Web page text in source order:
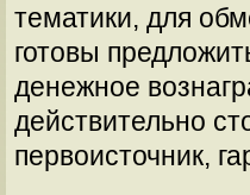
тематики, для
готовы
денежное
действительно
первоисточник,